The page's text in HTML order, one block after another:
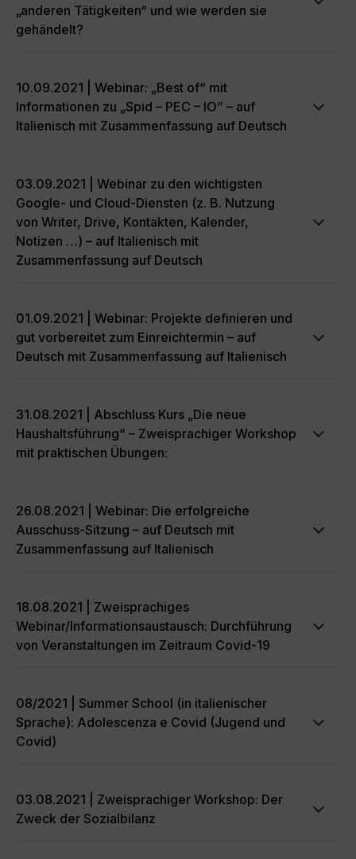
„anderen Tätigkeiten“ und wie werden sie
gehändelt?
10.09.2021 | Webinar: „Best of“ mit
Informationen zu „Spid – PEC – IO” – auf
Italienisch mit Zusammenfassung auf Deutsch
03.09.2021 | Webinar zu den wichtigsten
Google- und Cloud-Diensten (z. B. Nutzung
von Writer, Drive, Kontakten, Kalender,
Notizen …) – auf Italienisch mit
Zusammenfassung auf Deutsch
01.09.2021 | Webinar: Projekte definieren und
gut vorbereitet zum Einreichtermin – auf
Deutsch mit Zusammenfassung auf Italienisch
31.08.2021 | Abschluss Kurs „Die neue
Haushaltsführung“ – Zweisprachiger Workshop
mit praktischen Übungen:
26.08.2021 | Webinar: Die erfolgreiche
Ausschuss-Sitzung – auf Deutsch mit
Zusammenfassung auf Italienisch
18.08.2021 | Zweisprachiges
Webinar/Informationsaustausch: Durchführung
von Veranstaltungen im Zeitraum Covid-19
08/2021 | Summer School (in italienischer
Sprache): Adolescenza e Covid (Jugend und
Covid)
03.08.2021 | Zweisprachiger Workshop: Der
Zweck der Sozialbilanz